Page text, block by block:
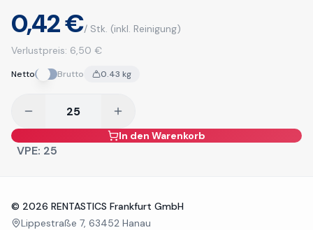
0,42 €/ Stk. (inkl. Reinigung)
Verlustpreis: 6,50 €
Netto Brutto 0.43 kg
In den Warenkorb
VPE: 25
© 2026 RENTASTICS Frankfurt GmbH
Lippestraße 7, 63452 Hanau